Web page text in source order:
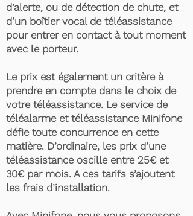
d’alerte, ou de détection de chute, et
d’un boîtier vocal de téléassistance
pour entrer en contact à tout moment
avec le porteur.
Le prix est également un critère à
prendre en compte dans le choix de
votre téléassistance. Le service de
téléalarme et téléassistance Minifone
défie toute concurrence en cette
matière. D’ordinaire, les prix d’une
téléassistance oscille entre 25€ et
30€ par mois. A ces tarifs s’ajoutent
les frais d’installation.